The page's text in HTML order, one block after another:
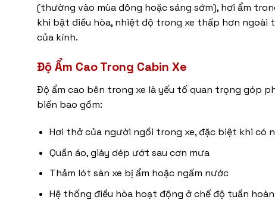
(thường vào mùa đông hoặc sáng sớm), hơi ẩm
khi bật điều hòa, nhiệt độ trong xe thấp hơn
của kính.
Độ Ẩm Cao Trong Cabin Xe
Độ ẩm cao bên trong xe là yếu tố quan trọng góp
biến bao gồm:
Hơi thở của người ngồi trong xe, đặc biệt khi có
Quần áo, giày dép ướt sau cơn mưa
Thảm lót sàn xe bị ẩm hoặc ngấm nước
Hệ thống điều hòa hoạt động ở chế độ tuần